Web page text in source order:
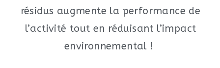
résidus augmente la performance de
l’activité tout en réduisant l’impact
environnemental !